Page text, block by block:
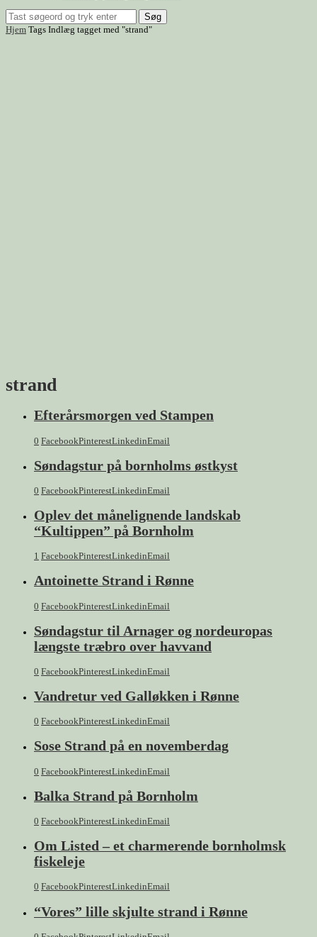
Søg
Hjem Tags Indlæg tagget med "strand"
strand
Efterårsmorgen ved Stampen
0 FacebookPinterestLinkedinEmail
Søndagstur på bornholms østkyst
0 FacebookPinterestLinkedinEmail
Oplev det månelignende landskab
“Kultippen” på Bornholm
1 FacebookPinterestLinkedinEmail
Antoinette Strand i Rønne
0 FacebookPinterestLinkedinEmail
Søndagstur til Arnager og nordeuropas
længste træbro over havvand
0 FacebookPinterestLinkedinEmail
Vandretur ved Galløkken i Rønne
0 FacebookPinterestLinkedinEmail
Sose Strand på en novemberdag
0 FacebookPinterestLinkedinEmail
Balka Strand på Bornholm
0 FacebookPinterestLinkedinEmail
Om Listed – et charmerende bornholmsk
fiskeleje
0 FacebookPinterestLinkedinEmail
“Vores” lille skjulte strand i Rønne